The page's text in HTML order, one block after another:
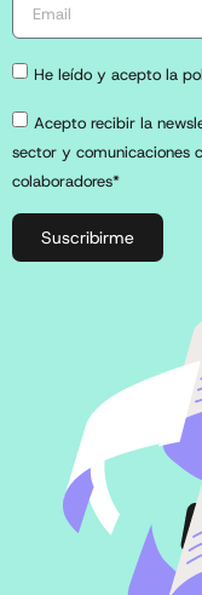
He leído y acepto la
Acepto recibir la
sector y comunicaciones
colaboradores*
Suscribirme